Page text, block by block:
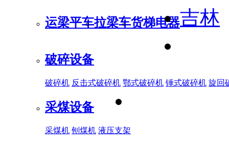
运梁平车拉梁车货梯电器
破碎设备
破碎机 反击式破碎机 鄂式破碎机 锤式破碎机 旋回
采煤设备
采煤机 刨煤机 液压支架
吉林